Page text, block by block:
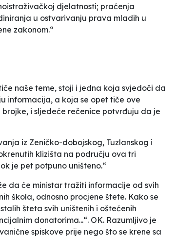
djelatnosti; praćenja
u ostvarivanju prava mladih u
zakonom.“
naše teme, stoji i jedna koja svjedoči da
informacija, a koja se opet tiče ove
i sljedeće rečenice potvrđuju da je
iz Zeničko-dobojskog, Tuzlanskog i
klizišta na području ova tri
je pet potpuno uništeno.“
da će ministar tražiti informacije od svih
škola, odnosno procjene štete. Kako se
šteta svih uništenih i oštećenih
donatorima...“. OK. Razumljivo je
spiskove prije nego što se krene sa